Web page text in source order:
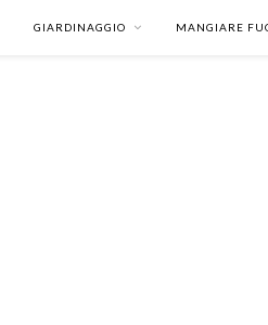
GIARDINAGGIO MANGIARE